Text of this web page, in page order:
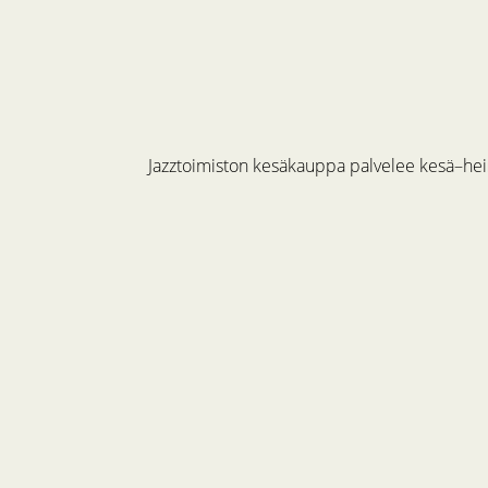
Jazztoimiston kesäkauppa palvelee